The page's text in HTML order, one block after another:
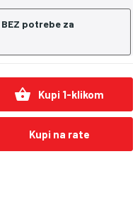
BEZ potrebe za
shopping_basket Kupi 1-klikom
Kupi na rate